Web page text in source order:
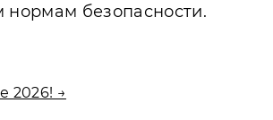
нормам безопасности.
2026! →